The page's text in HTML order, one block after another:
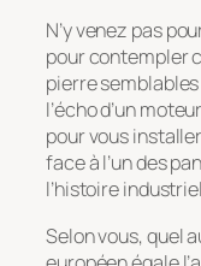
N’y venez pas
pour contempler
pierre
l’écho d’un
pour vous
face à l’un des
l’histoire
Selon vous, quel